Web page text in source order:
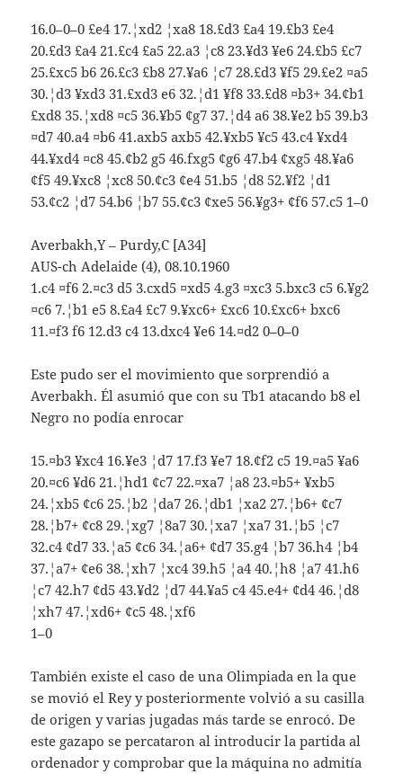
16.0–0–0 £e4 17.¦xd2 ¦xa8 18.£d3 £a4 19.£b3 £e4
20.£d3 £a4 21.£c4 £a5 22.a3 ¦c8 23.¥d3 ¥e6 24.£b5 £c7
25.£xc5 b6 26.£c3 £b8 27.¥a6 ¦c7 28.£d3 ¥f5 29.£e2 ¤a5
30.¦d3 ¥xd3 31.£xd3 e6 32.¦d1 ¥f8 33.£d8 ¤b3+ 34.¢b1
£xd8 35.¦xd8 ¤c5 36.¥b5 ¢g7 37.¦d4 a6 38.¥e2 b5 39.b3
¤d7 40.a4 ¤b6 41.axb5 axb5 42.¥xb5 ¥c5 43.c4 ¥xd4
44.¥xd4 ¤c8 45.¢b2 g5 46.fxg5 ¢g6 47.b4 ¢xg5 48.¥a6
¢f5 49.¥xc8 ¦xc8 50.¢c3 ¢e4 51.b5 ¦d8 52.¥f2 ¦d1
53.¢c2 ¦d7 54.b6 ¦b7 55.¢c3 ¢xe5 56.¥g3+ ¢f6 57.c5 1–0
Averbakh,Y – Purdy,C [A34]
AUS-ch Adelaide (4), 08.10.1960
1.c4 ¤f6 2.¤c3 d5 3.cxd5 ¤xd5 4.g3 ¤xc3 5.bxc3 c5 6.¥g2
¤c6 7.¦b1 e5 8.£a4 £c7 9.¥xc6+ £xc6 10.£xc6+ bxc6
11.¤f3 f6 12.d3 c4 13.dxc4 ¥e6 14.¤d2 0–0–0
Este pudo ser el movimiento que sorprendió a
Averbakh. Él asumió que con su Tb1 atacando b8 el
Negro no podía enrocar
15.¤b3 ¥xc4 16.¥e3 ¦d7 17.f3 ¥e7 18.¢f2 c5 19.¤a5 ¥a6
20.¤c6 ¥d6 21.¦hd1 ¢c7 22.¤xa7 ¦a8 23.¤b5+ ¥xb5
24.¦xb5 ¢c6 25.¦b2 ¦da7 26.¦db1 ¦xa2 27.¦b6+ ¢c7
28.¦b7+ ¢c8 29.¦xg7 ¦8a7 30.¦xa7 ¦xa7 31.¦b5 ¦c7
32.c4 ¢d7 33.¦a5 ¢c6 34.¦a6+ ¢d7 35.g4 ¦b7 36.h4 ¦b4
37.¦a7+ ¢e6 38.¦xh7 ¦xc4 39.h5 ¦a4 40.¦h8 ¦a7 41.h6
¦c7 42.h7 ¢d5 43.¥d2 ¦d7 44.¥a5 c4 45.e4+ ¢d4 46.¦d8
¦xh7 47.¦xd6+ ¢c5 48.¦xf6
1–0
También existe el caso de una Olimpiada en la que
se movió el Rey y posteriormente volvió a su casilla
de origen y varias jugadas más tarde se enrocó. De
este gazapo se percataron al introducir la partida al
ordenador y comprobar que la máquina no admitía